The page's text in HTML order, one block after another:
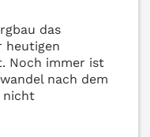
das
heutigen
Noch immer ist
nach dem
nicht